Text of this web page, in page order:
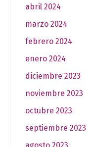
abril 2024
marzo 2024
febrero 2024
enero 2024
diciembre 2023
noviembre 2023
octubre 2023
septiembre 2023